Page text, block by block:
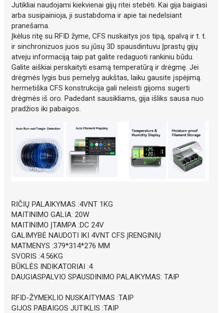
Jutikliai naudojami kiekvienai gijų ritei stebėti. Kai gija baigiasi
arba susipainioja, ji sustabdoma ir apie tai nedelsiant
pranešama.
Įkėlus ritę su RFID žyme, CFS nuskaitys jos tipą, spalvą ir t. t.
ir sinchronizuos juos su jūsų 3D spausdintuvu Įprastų gijų
atveju informaciją taip pat galite redaguoti rankiniu būdu.
Galite aiškiai perskaityti esamą temperatūrą ir drėgmę. Jei
drėgmės lygis bus pernelyg aukštas, laiku gausite įspėjimą.
hermetiška CFS konstrukcija gali neleisti gijoms sugerti
drėgmės iš oro. Padedant sausikliams, gija išliks sausa nuo
pradžios iki pabaigos.
RIČIŲ PALAIKYMAS :4VNT 1KG
MAITINIMO GALIA: 20W
MAITINIMO ĮTAMPA :DC 24V
GALIMYBĖ NAUDOTI IKI 4VNT CFS ĮRENGINIŲ
MATMENYS :379*314*276 MM
SVORIS :4.56KG
BŪKLĖS INDIKATORIAI :4
DAUGIASPALVIO SPAUSDINIMO PALAIKYMAS: TAIP
RFID-ŽYMEKLIO NUSKAITYMAS :TAIP
GIJOS PABAIGOS JUTIKLIS :TAIP